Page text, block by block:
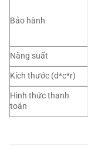
Bảo hành
Năng suất
Kích thước (d*c*r)
Hình thức thanh
toán